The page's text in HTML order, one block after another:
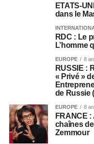
ETATS-
dans le
RDC : Le
L’homme
EUROPE 8
RUSSIE :
« Privé »
de Russie
EUROPE 8
FRANCE
chaînes
Zemmour